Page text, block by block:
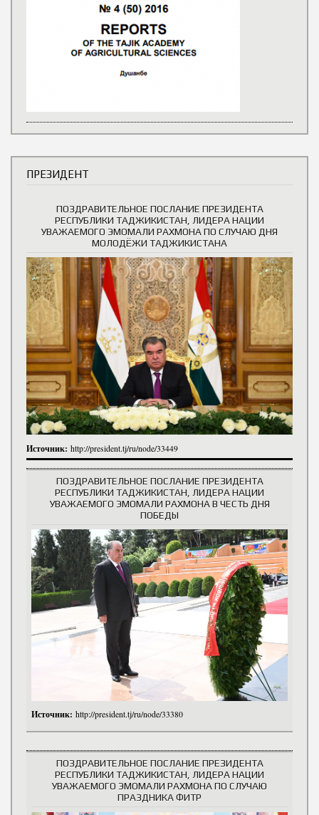
ПРЕЗИДЕНТ
ПОЗДРАВИТЕЛЬНОЕ ПОСЛАНИЕ ПРЕЗИДЕНТА
РЕСПУБЛИКИ ТАДЖИКИСТАН, ЛИДЕРА НАЦИИ
УВАЖАЕМОГО ЭМОМАЛИ РАХМОНА ПО СЛУЧАЮ ДНЯ
МОЛОДЁЖИ ТАДЖИКИСТАНА
Источник: http://president.tj/ru/node/33449
ПОЗДРАВИТЕЛЬНОЕ ПОСЛАНИЕ ПРЕЗИДЕНТА
РЕСПУБЛИКИ ТАДЖИКИСТАН, ЛИДЕРА НАЦИИ
УВАЖАЕМОГО ЭМОМАЛИ РАХМОНА В ЧЕСТЬ ДНЯ
ПОБЕДЫ
Источник: http://president.tj/ru/node/33380
ПОЗДРАВИТЕЛЬНОЕ ПОСЛАНИЕ ПРЕЗИДЕНТА
РЕСПУБЛИКИ ТАДЖИКИСТАН, ЛИДЕРА НАЦИИ
УВАЖАЕМОГО ЭМОМАЛИ РАХМОНА ПО СЛУЧАЮ
ПРАЗДНИКА ФИТР